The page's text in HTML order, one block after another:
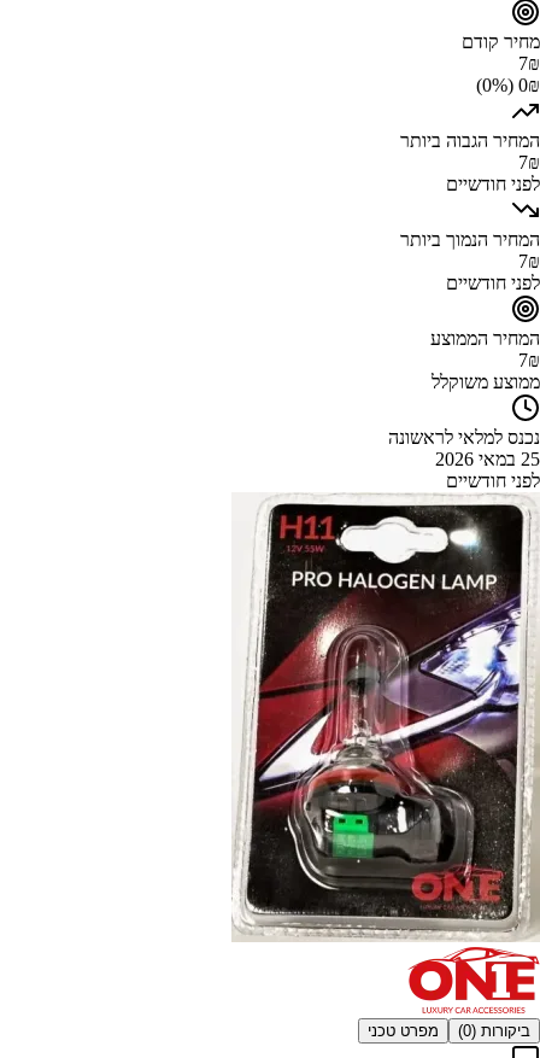
מחיר קודם
7₪
0₪ (0%)
המחיר הגבוה ביותר
7₪
לפני חודשיים
המחיר הנמוך ביותר
7₪
לפני חודשיים
המחיר הממוצע
7₪
ממוצע משוקלל
נכנס למלאי לראשונה
25 במאי 2026
לפני חודשיים
ביקורות (0
) מפרט טכני